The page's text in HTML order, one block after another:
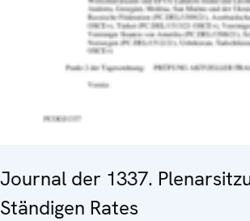
Journal der 1337.
Ständigen Rates